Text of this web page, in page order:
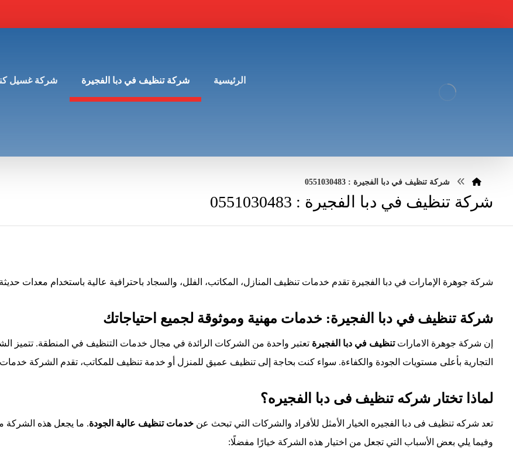
الرئيسية شركة تنظيف في دبا الفجيرة شركة غسيل
شركة تنظيف في دبا الفجيرة : 0551030483
شركة تنظيف في دبا الفجيرة : 0551030483
شركة جوهرة الإمارات في دبا الفجيرة تقدم خدمات تنظيف المنازل، المكاتب، الفلل، والسجاد باحترافية عالية باستخدام معدات
شركة تنظيف في دبا الفجيرة: خدمات مهنية وموثوقة لجميع احتياجاتك
إن شركة جوهرة الامارات تنظيف في دبا الفجيرة تعتبر واحدة من الشركات الرائدة في مجال خدمات التنظيف في المنطقة. تتميز
التجارية بأعلى مستويات الجودة والكفاءة. سواء كنت بحاجة إلى تنظيف عميق للمنزل أو خدمة تنظيف للمكاتب، تقدم الشركة
لماذا تختار شركه تنظيف فى دبا الفجيره؟
تعد شركه تنظيف فى دبا الفجيره الخيار الأمثل للأفراد والشركات التي تبحث عن خدمات تنظيف عالية الجودة. ما يجعل هذه الشركة
وفيما يلي بعض الأسباب التي تجعل من اختيار هذه الشركة خيارًا مفضلًا: